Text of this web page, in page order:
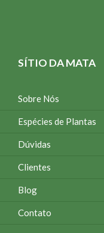
SÍTIO DA MATA
Sobre Nós
Espécies de Plantas
Dúvidas
Clientes
Blog
Contato